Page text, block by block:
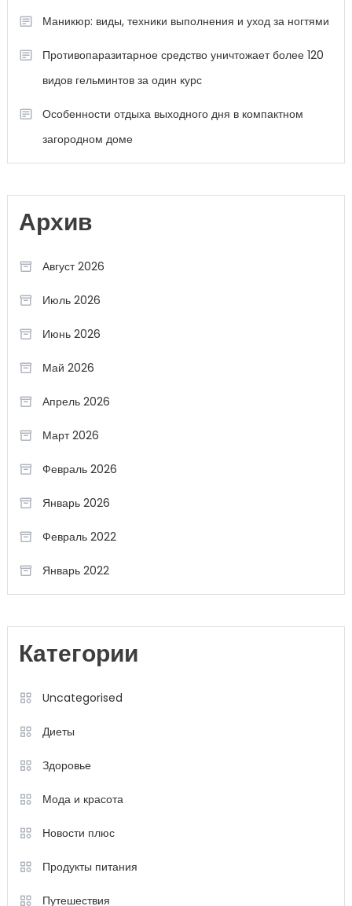
Маникюр: виды, техники выполнения и уход за ногтями
Противопаразитарное средство уничтожает более 120
видов гельминтов за один курс
Особенности отдыха выходного дня в компактном
загородном доме
Архив
Август 2026
Июль 2026
Июнь 2026
Май 2026
Апрель 2026
Март 2026
Февраль 2026
Январь 2026
Февраль 2022
Январь 2022
Категории
Uncategorised
Диеты
Здоровье
Мода и красота
Новости плюс
Продукты питания
Путешествия